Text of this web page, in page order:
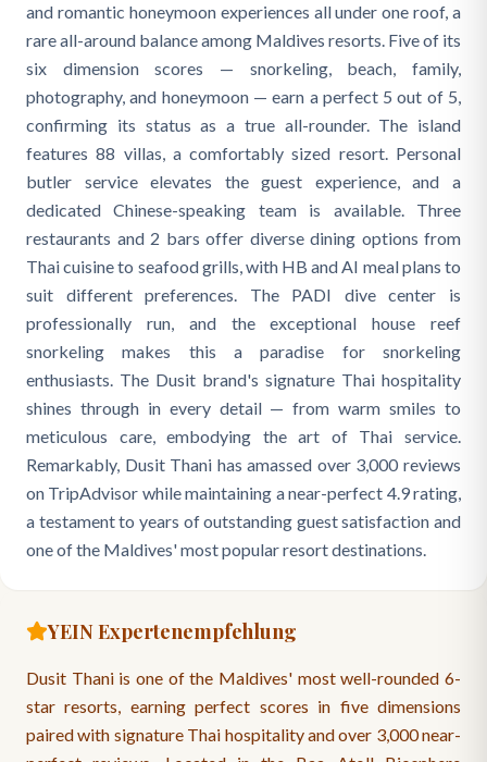
and romantic honeymoon experiences all under one roof, a
rare all-around balance among Maldives resorts. Five of its
six dimension scores — snorkeling, beach, family,
photography, and honeymoon — earn a perfect 5 out of 5,
confirming its status as a true all-rounder. The island
features 88 villas, a comfortably sized resort. Personal
butler service elevates the guest experience, and a
dedicated Chinese-speaking team is available. Three
restaurants and 2 bars offer diverse dining options from
Thai cuisine to seafood grills, with HB and AI meal plans to
suit different preferences. The PADI dive center is
professionally run, and the exceptional house reef
snorkeling makes this a paradise for snorkeling
enthusiasts. The Dusit brand's signature Thai hospitality
shines through in every detail — from warm smiles to
meticulous care, embodying the art of Thai service.
Remarkably, Dusit Thani has amassed over 3,000 reviews
on TripAdvisor while maintaining a near-perfect 4.9 rating,
a testament to years of outstanding guest satisfaction and
one of the Maldives' most popular resort destinations.
YEIN Expertenempfehlung
Dusit Thani is one of the Maldives' most well-rounded 6-
star resorts, earning perfect scores in five dimensions
paired with signature Thai hospitality and over 3,000 near-